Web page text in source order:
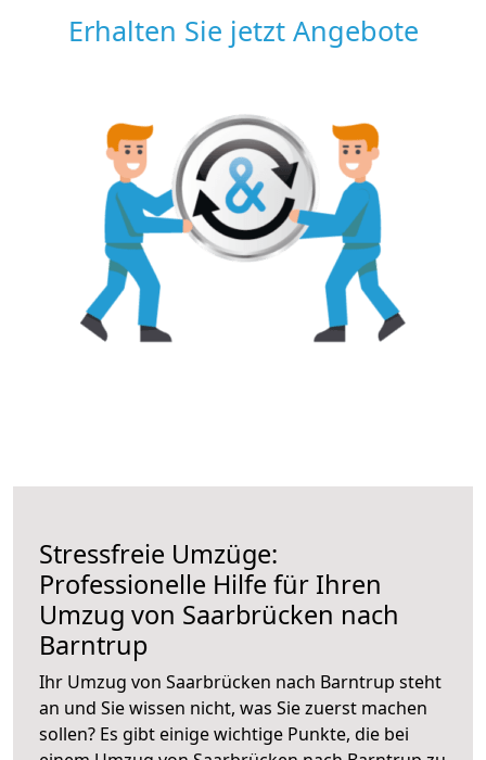
Erhalten Sie jetzt Angebote
Stressfreie Umzüge:
Professionelle Hilfe für Ihren
Umzug von Saarbrücken nach
Barntrup
Ihr Umzug von Saarbrücken nach Barntrup steht
an und Sie wissen nicht, was Sie zuerst machen
sollen? Es gibt einige wichtige Punkte, die bei